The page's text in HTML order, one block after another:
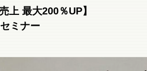
上 最大200％UP】
ミナー